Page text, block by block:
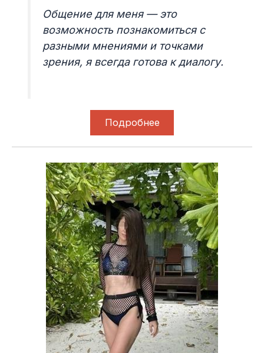
Общение для меня — это
возможность познакомиться с
разными мнениями и точками
зрения, я всегда готова к диалогу.
Подробнее